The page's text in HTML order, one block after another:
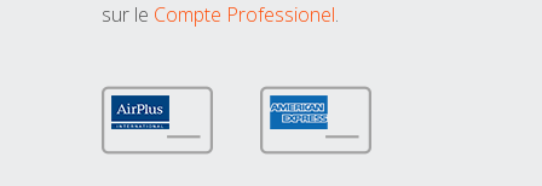
sur le Compte Professionel.